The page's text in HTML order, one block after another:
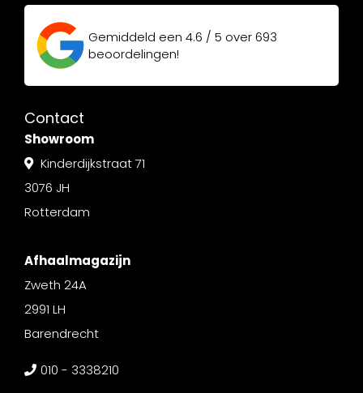
Gemiddeld een 4.6 / 5 over693
beoordelingen!
Contact
Showroom
Kinderdijkstraat 71
3076 JH
Rotterdam
Afhaalmagazijn
Zweth 24A
2991 LH
Barendrecht
010 - 3338210